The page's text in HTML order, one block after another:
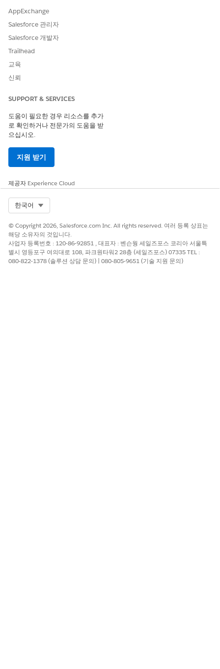
한 이자율을 동적으로 가져옵니다.
차량 및 자산 대출의 가격 책정 절차 만들기
결정 테이블 및 컨텍스트 정의를 사용하여 차량 대출 및 임대의
이자율을 결정하는 가격 책정 절차를 만듭니다. 해당 이자율은
사용됩니다.
신청자의 신용 점수 및 신청자가 선택한 상환 기간에 따라 동적
산합니다. 예를 들어 신청자의 신용 점수가 750점 이상이고 상
환 기간이 36개월인 경우 차량 대출의 이자율은 낮게 조정됩니
다.
이 기사를 통해 문제를 해결했습니까?
AppExchange
Salesforce 관리자
Salesforce 개발자
Trailhead
교육
신뢰
SUPPORT & SERVICES
도움이 필요한 경우 리소스를 추가
로 확인하거나 전문가의 도움을 받
으십시오.
지원 받기
제공자 Experience Cloud
한국어
© Copyright 2026, Salesforce.com Inc. All rights reserved. 여러 등록 상표는
해당 소유자의 것입니다.
사업자 등록번호 : 120-86-92851 , 대표자 : 벤슨웡 세일즈포스 코리아 서울특
별시 영등포구 여의대로 108, 파크원타워2 28층 (세일즈포스) 07335 TEL :
080-822-1378 (솔루션 상담 문의) | 080-805-9651 (기술 지원 문의)